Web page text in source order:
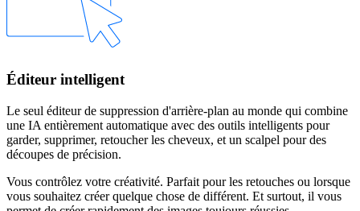
Éditeur intelligent
Le seul éditeur de suppression d'arrière-plan au monde qui combine
une IA entièrement automatique avec des outils intelligents pour
garder, supprimer, retoucher les cheveux, et un scalpel pour des
découpes de précision.
Vous contrôlez votre créativité. Parfait pour les retouches ou lorsque
vous souhaitez créer quelque chose de différent. Et surtout, il vous